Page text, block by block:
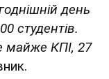
день
студентів.
майже КПІ, 27